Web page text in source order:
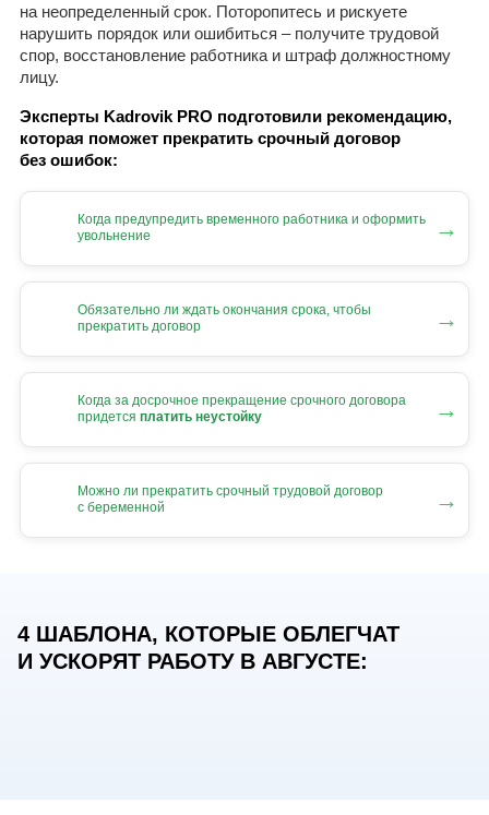
на неопределенный срок. Поторопитесь и рискуете
нарушить порядок или ошибиться – получите трудовой
спор, восстановление работника и штраф должностному
лицу.
Эксперты Kadrovik PRO подготовили рекомендацию,
которая поможет прекратить срочный договор
без ошибок:
Когда предупредить временного работника и оформить
увольнение
→
Обязательно ли ждать окончания срока, чтобы
прекратить договор
→
Когда за досрочное прекращение срочного договора
придется платить неустойку →
Можно ли прекратить срочный трудовой договор
с беременной
→
4 ШАБЛОНА, КОТОРЫЕ ОБЛЕГЧАТ
И УСКОРЯТ РАБОТУ В АВГУСТЕ: